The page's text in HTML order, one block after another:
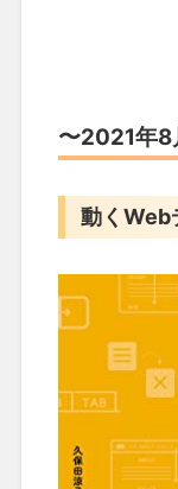
〜2021年8
動くWeb